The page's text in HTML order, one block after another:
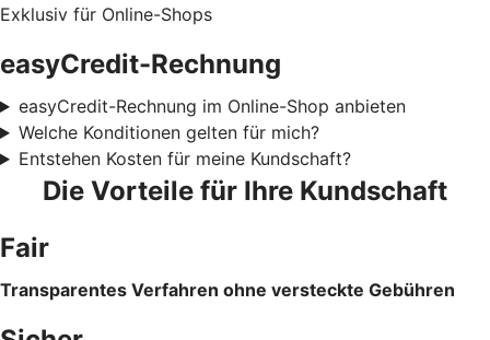
Exklusiv für Online-Shops
easyCredit-Rechnung
easyCredit-Rechnung im Online-Shop anbieten
Welche Konditionen gelten für mich?
Entstehen Kosten für meine Kundschaft?
Die Vorteile für Ihre Kundschaft
Fair
Transparentes Verfahren ohne versteckte Gebühren